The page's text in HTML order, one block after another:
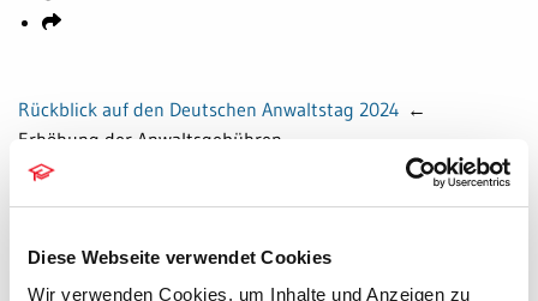
Diese Webseite verwendet Cookies
Wir verwenden Cookies, um Inhalte und Anzeigen zu
Rückblick auf den Deutschen Anwaltstag 2024 ←
Erhöhung der Anwaltsgebühren
→DAT 2024 geht in Präsenz über
Newsletter bestellen